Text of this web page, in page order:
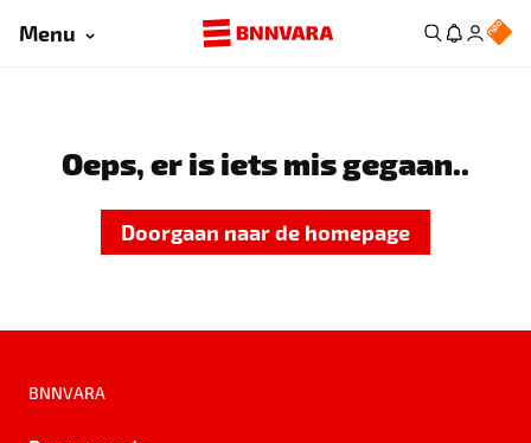
Menu
Oeps, er is iets mis gegaan..
Doorgaan naar de homepage
BNNVARA